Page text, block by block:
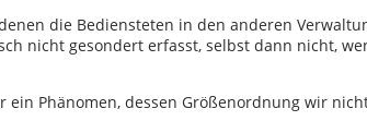
die Bediensteten in den anderen
nicht gesondert erfasst, selbst dann nicht,
ein Phänomen, dessen Größenordnung wir